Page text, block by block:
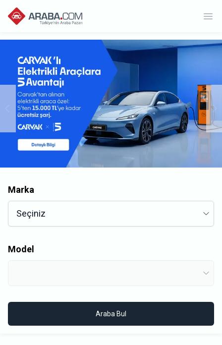
Marka
Model
Araba Bul